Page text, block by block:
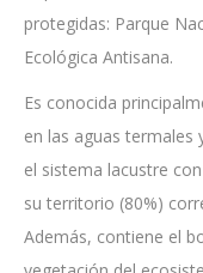
protegidas: Parque
Ecológica Antisana.
Es conocida
en las aguas termales
el sistema lacustre
su territorio (80%)
Además, contiene el